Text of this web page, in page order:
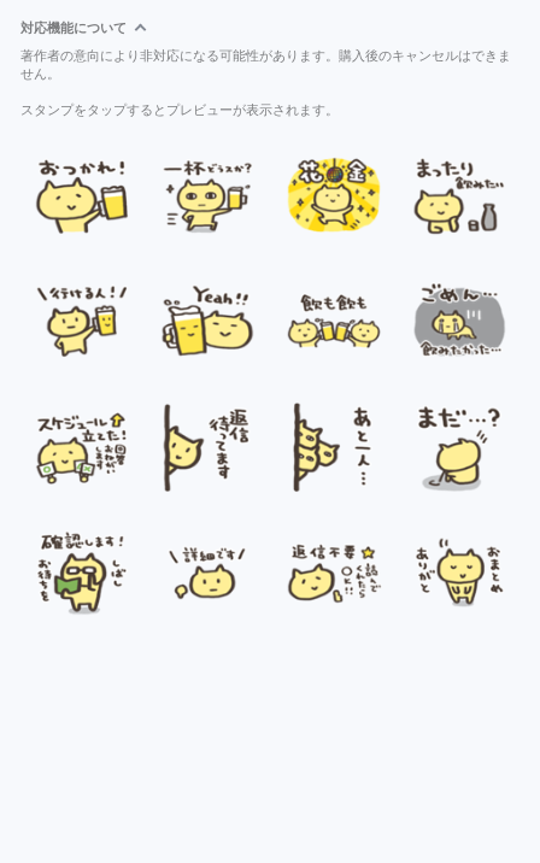
対応機能について
著作者の意向により非対応になる可能性があります。購入後のキャンセルはできま
せん。
スタンプをタップするとプレビューが表示されます。